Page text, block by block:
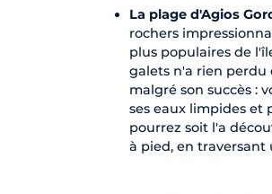
La plage d'Agios
rochers
plus populaires de
galets n'a rien perdu
malgré son succès :
ses eaux limpides et
pourrez soit l'a
à pied, en traversant